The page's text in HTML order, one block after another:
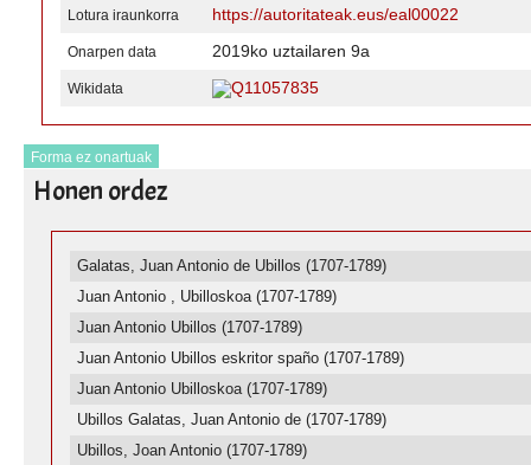
Lotura iraunkorra https://autoritateak.eus/eal00022
Onarpen data 2019ko uztailaren 9a
Wikidata Q11057835
Forma ez onartuak
Honen ordez
Galatas, Juan Antonio de Ubillos (1707-1789)
Juan Antonio , Ubilloskoa (1707-1789)
Juan Antonio Ubillos (1707-1789)
Juan Antonio Ubillos eskritor spaño (1707-1789)
Juan Antonio Ubilloskoa (1707-1789)
Ubillos Galatas, Juan Antonio de (1707-1789)
Ubillos, Joan Antonio (1707-1789)